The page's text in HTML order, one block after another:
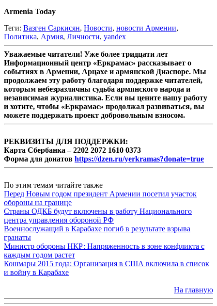
Armenia Today
Теги: Вазген Саркисян, Новости, новости Армении,
Политика, Армия, Личности, yandex
Уважаемые читатели! Уже более тридцати лет
Информационный центр «Еркрамас» рассказывает о
событиях в Армении, Арцахе и армянской Диаспоре. Мы
продолжаем эту работу благодаря поддержке читателей,
которым небезразличны судьба армянского народа и
независимая журналистика. Если вы цените нашу работу
и хотите, чтобы «Еркрамас» продолжал развиваться, вы
можете поддержать проект добровольным взносом.
РЕКВИЗИТЫ ДЛЯ ПОДДЕРЖКИ:
Карта Сбербанка – 2202 2072 1610 0373
Форма для донатов https://dzen.ru/yerkramas?donate=true
По этим темам читайте также
Перед Новым годом президент Армении посетил участок
обороны на границе
Страны ОДКБ будут включены в работу Национального
центра управления обороной РФ
Военнослужащий в Карабахе погиб в результате взрыва
гранаты
Министр обороны НКР: Напряженность в зоне конфликта с
каждым годом растет
Кошмары 2015 года: Организация в США включила в список
и войну в Карабахе
На главную